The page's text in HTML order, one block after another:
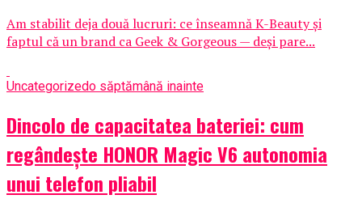
Am stabilit deja două lucruri: ce înseamnă K-Beauty și
faptul că un brand ca Geek & Gorgeous — deși pare...
Uncategorizedo săptămână inainte
Dincolo de capacitatea bateriei: cum
regândește HONOR Magic V6 autonomia
unui telefon pliabil